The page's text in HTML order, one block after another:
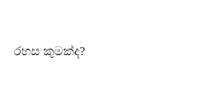
රහස කුමක්ද?